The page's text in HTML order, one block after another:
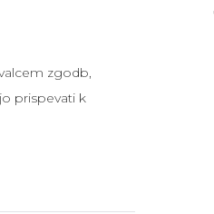
zgodb,
prispevati k